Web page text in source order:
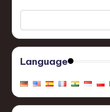
Language